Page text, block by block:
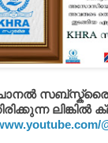
ലിങ്കിൽ